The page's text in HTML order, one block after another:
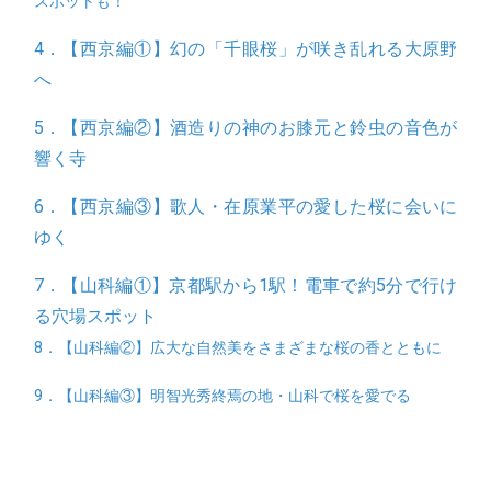
4．【西京編①】幻の「千眼桜」が咲き乱れる大原野
へ
5．【西京編②】酒造りの神のお膝元と鈴虫の音色が
響く寺
6．【西京編③】歌人・在原業平の愛した桜に会いに
ゆく
7．【山科編①】京都駅から1駅！電車で約5分で行け
る穴場スポット
8．【山科編②】広大な自然美をさまざまな桜の香とともに
9．【山科編③】明智光秀終焉の地・山科で桜を愛でる